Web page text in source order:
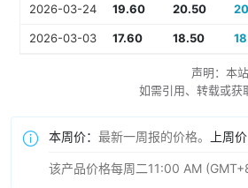
2026-03-24 19.60 20.50
2026-03-03 17.60 18.50
声明：本
如需引用、转载或
本周价： 最新一周报的价格。 上周
该产品价格每周二11:00 AM